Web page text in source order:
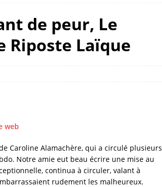
de peur, Le
Riposte Laïque
Caroline Alamachère, qui a circulé plusieurs
Notre amie eut beau écrire une mise au
continua à circuler, valant à
rudement les malheureux.